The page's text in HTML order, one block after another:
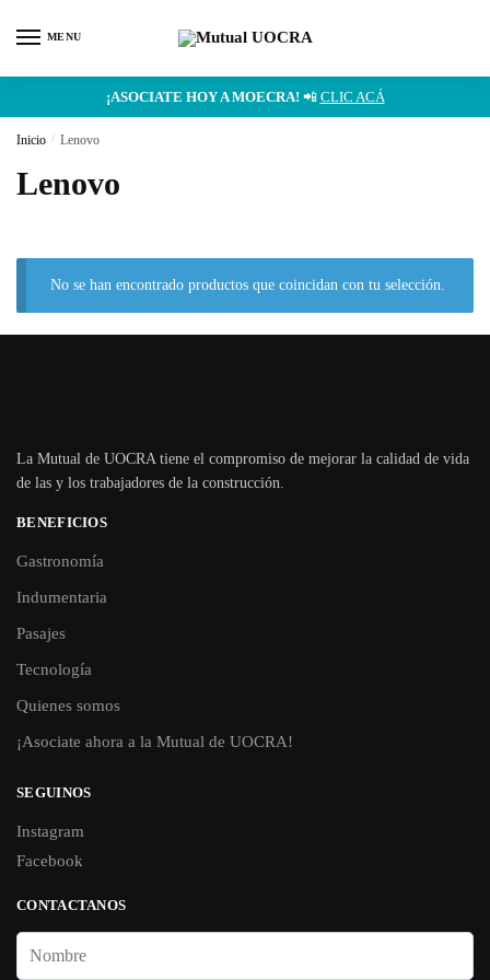
MENU
¡ASOCIATE HOY A MOECRA! 📲 CLIC ACÁ
Inicio / Lenovo
Lenovo
No se han encontrado productos que coincidan con tu selección.
La Mutual de UOCRA tiene el compromiso de mejorar la calidad de vida
de las y los trabajadores de la construcción.
BENEFICIOS
Gastronomía
Indumentaria
Pasajes
Tecnología
Quienes somos
¡Asociate ahora a la Mutual de UOCRA!
SEGUINOS
Instagram
Facebook
CONTACTANOS